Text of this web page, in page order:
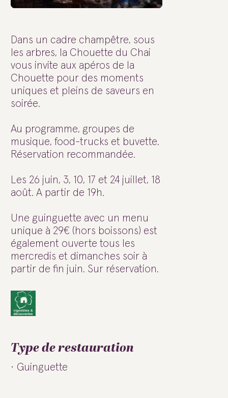
Dans un cadre champêtre, sous
les arbres, la Chouette du Chai
vous invite aux apéros de la
Chouette pour des moments
uniques et pleins de saveurs en
soirée.
Au programme, groupes de
musique, food-trucks et buvette.
Réservation recommandée.
Les 26 juin, 3, 10, 17 et 24 juillet, 18
août. A partir de 19h.
Une guinguette avec un menu
unique à 29€ (hors boissons) est
également ouverte tous les
mercredis et dimanches soir à
partir de fin juin. Sur réservation.
Type de restauration
Guinguette